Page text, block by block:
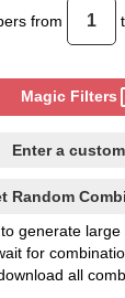
from
Magic Filters
Enter a
Random
generate
for
all